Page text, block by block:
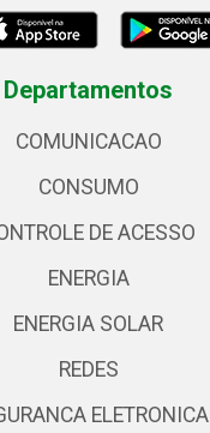
Departamentos
COMUNICACAO
CONSUMO
DE ACESSO
ENERGIA
ENERGIA SOLAR
REDES
ELETRONICA